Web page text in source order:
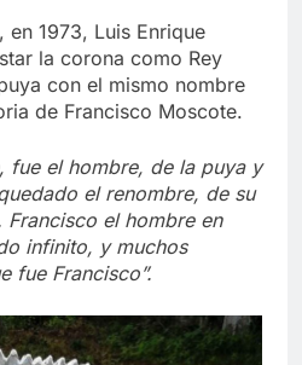
en 1973, Luis Enrique
la corona como Rey
con el mismo nombre
de Francisco Moscote.
fue el hombre, de la puya y
el renombre, de su
Francisco el hombre en
infinito, y muchos
fue Francisco”.